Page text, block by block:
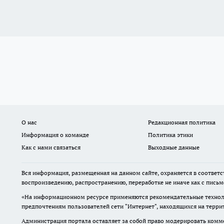
О нас Редакционная политика
Информация о команде
Политика этики
Как с нами связаться
Выходные данные
Вся информация, размещенная на данном сайте, охраняется в
воспроизведению, распространению, переработке не иначе как с
«На информационном ресурсе применяются рекомендательные
предпочтениям пользователей сети "Интернет", находящихся на
Администрация портала оставляет за собой право модерировать